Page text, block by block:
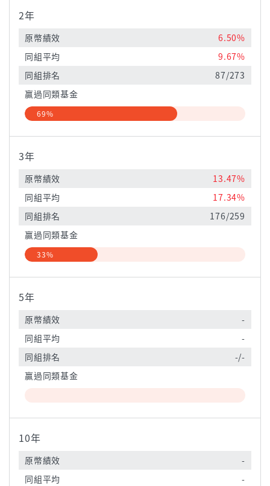
2年
原幣績效
6.50%
同組平均
9.67%
同組排名
87/273
贏過同類基金
69%
3年
原幣績效
13.47%
同組平均
17.34%
同組排名
176/259
贏過同類基金
33%
5年
原幣績效
-
同組平均
-
同組排名
-/-
贏過同類基金
10年
原幣績效
-
同組平均
-